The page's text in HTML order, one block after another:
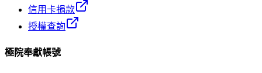
信用卡捐款
授權查詢
極院奉獻帳號